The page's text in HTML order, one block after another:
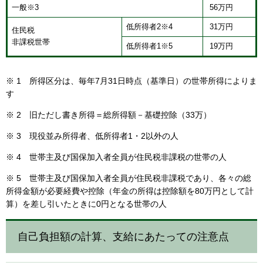
一般※3 56万円
住民税
非課税世帯
低所得者2※4 31万円
低所得者1※5 19万円
※ 1 所得区分は、毎年7月31日時点（基準日）の世帯所得によりま
す
※ 2 旧ただし書き所得＝総所得額－基礎控除（33万）
※ 3 現役並み所得者、低所得者1・2以外の人
※ 4 世帯主及び国保加入者全員が住民税非課税の世帯の人
※ 5 世帯主及び国保加入者全員が住民税非課税であり、各々の総
所得金額が必要経費や控除（年金の所得は控除額を80万円として計
算）を差し引いたときに0円となる世帯の人
自己負担額の計算、支給にあたっての注意点